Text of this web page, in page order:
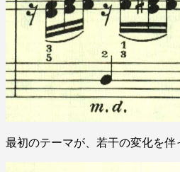
最初のテーマが、若干の変化を伴